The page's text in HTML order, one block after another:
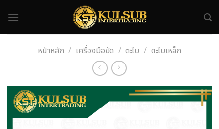
หน้าหลัก / เครื่องมือขัด / ตะไบ / ตะไบเหล็ก